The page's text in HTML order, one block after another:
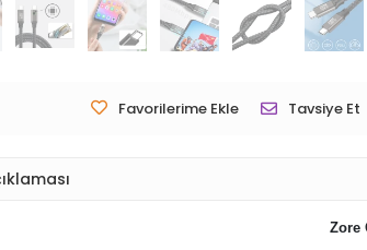
Favorilerime Ekle Tavsiye Et
Zore